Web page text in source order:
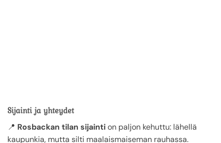
Sijainti ja yhteydet
📍 Rosbackan tilan sijaintion paljon kehuttu: lähellä
kaupunkia, mutta silti maalaismaiseman rauhassa.